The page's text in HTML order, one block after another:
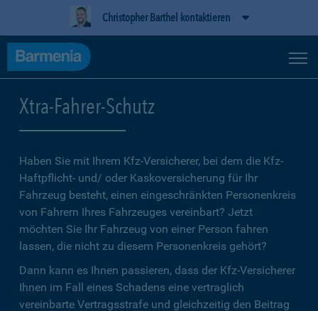
Christopher Barthel kontaktieren
Xtra-Fahrer-Schutz
Haben Sie mit Ihrem Kfz-Versicherer, bei dem die Kfz-
Haftpflicht- und/ oder Kaskoversicherung für Ihr
Fahrzeug besteht, einen eingeschränkten Personenkreis
von Fahrern Ihres Fahrzeuges vereinbart? Jetzt
möchten Sie Ihr Fahrzeug von einer Person fahren
lassen, die nicht zu diesem Personenkreis gehört?
Dann kann es Ihnen passieren, dass der Kfz-Versicherer
Ihnen im Fall eines Schadens eine vertraglich
vereinbarte Vertragsstrafe und gleichzeitig den Beitrag